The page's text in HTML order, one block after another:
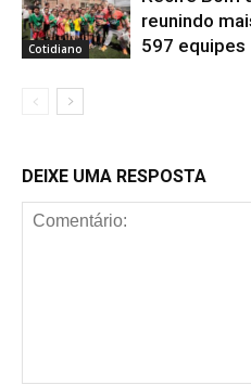
Cotidiano
reunindo
597 equipes
DEIXE UMA RESPOSTA